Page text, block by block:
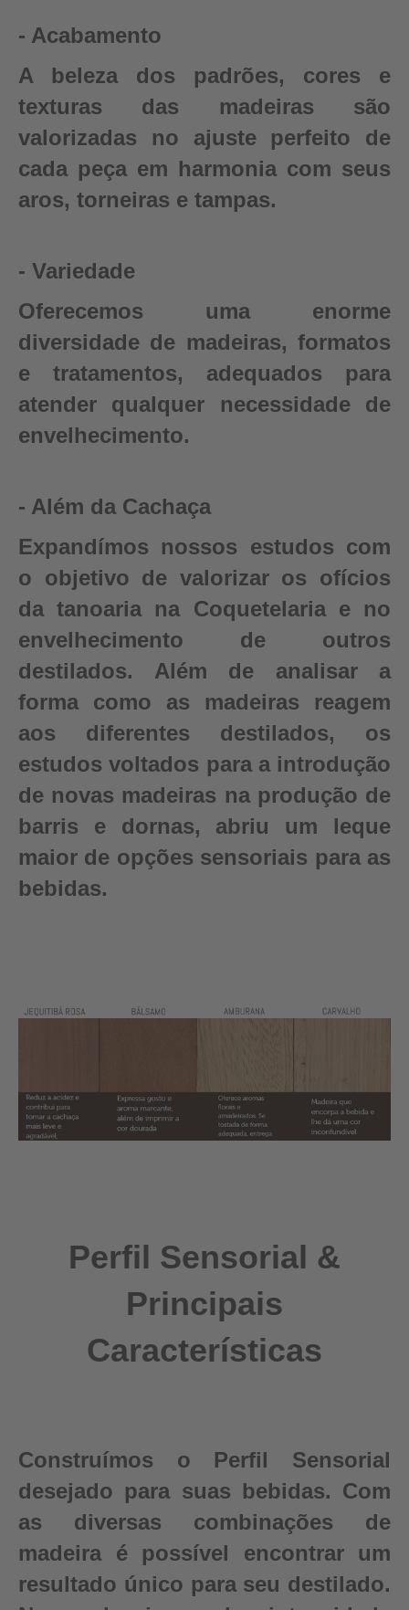
- Acabamento
A beleza dos padrões, cores e
texturas das madeiras são
valorizadas no ajuste perfeito de
cada peça em harmonia com seus
aros, torneiras e tampas.
- Variedade
Oferecemos uma enorme
diversidade de madeiras, formatos
e tratamentos, adequados para
atender qualquer necessidade de
envelhecimento.
- Além da Cachaça
Expandímos nossos estudos com
o objetivo de valorizar os ofícios
da tanoaria na Coquetelaria e no
envelhecimento de outros
destilados. Além de analisar a
forma como as madeiras reagem
aos diferentes destilados, os
estudos voltados para a introdução
de novas madeiras na produção de
barris e dornas, abriu um leque
maior de opções sensoriais para as
bebidas.
Perfil Sensorial &
Principais
Características
Construímos o Perfil Sensorial
desejado para suas bebidas. Com
as diversas combinações de
madeira é possível encontrar um
resultado único para seu destilado.